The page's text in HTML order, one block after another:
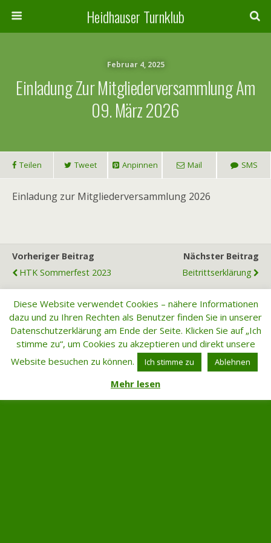
Heidhauser Turnklub
Februar 4, 2025
Einladung Zur Mitgliederversammlung Am
09. März 2026
Teilen Tweet Anpinnen Mail SMS
Einladung zur Mitgliederversammlung 2026
Vorheriger Beitrag
HTK Sommerfest 2023
Nächster Beitrag
Beitrittserklärung
Zum Seitenanfang
Desktop
Diese Website verwendet Cookies – nähere Informationen
dazu und zu Ihren Rechten als Benutzer finden Sie in unserer
Datenschutzerklärung am Ende der Seite. Klicken Sie auf „Ich
stimme zu“, um Cookies zu akzeptieren und direkt unsere
Website besuchen zu können.
Ich stimme zu Ablehnen
Mehr lesen